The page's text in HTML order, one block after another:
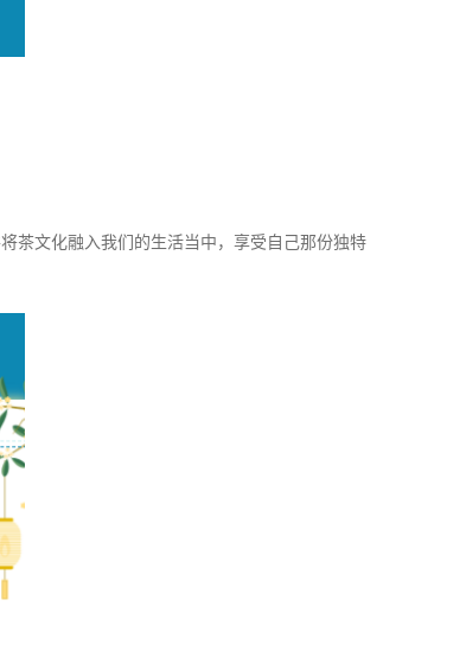
茶文化融入我们的生活当中，享受自己那份独特